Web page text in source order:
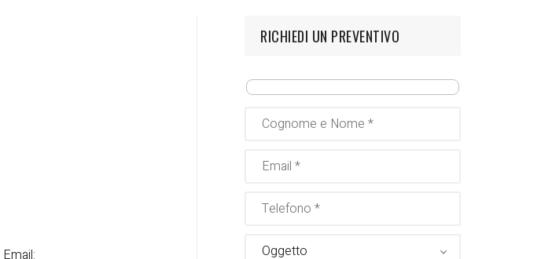
RICHIEDI UN PREVENTIVO